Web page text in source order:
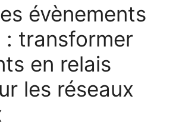
évènements
: transformer
en relais
les réseaux